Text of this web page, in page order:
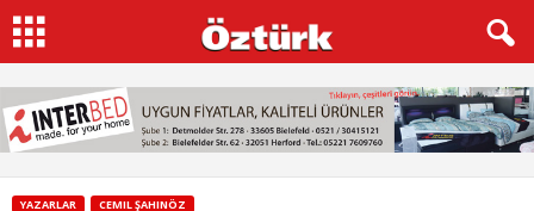
YAZARLAR CEMIL ŞAHINÖZ